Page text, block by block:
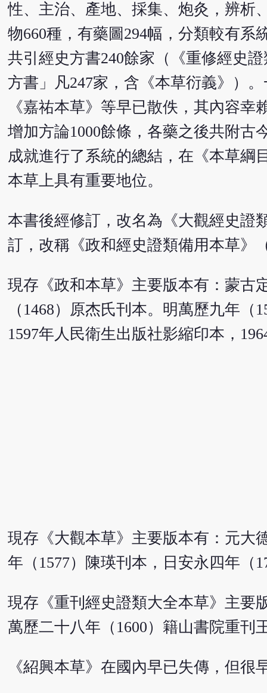
性、主治、產地、採集、炮灸，辨析
物660種，有藥圖294幅，分類較有
共引經史方書240餘家（《重修經史
方書」凡247家，含《本草衍義》）
《嘉祐本草》等早已散佚，其內容
增加方論1000餘條，各藥之後共附古
成就進行了系統的總結，在《本草綱
本草上具有重要地位。
本書後經修訂，改名為《大觀經史證
訂，改稱《政和經史證類備用本草》
現存《政和本草》主要版本有：蒙古
（1468）原杰氏刊本。明萬歷九年
1597年人民衛生出版社影縮印本，
現存《大觀本草》主要版本有：元大
年（1577）陳瑛刊本，日安永四年（
現存《重刊經史證類大全本草》主要
萬歷二十八年（1600）籍山書院重刊
《紹興本草》在國內早已失傳，但